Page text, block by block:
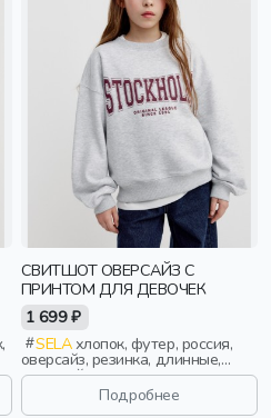
СВИТШОТ ОВЕРСАЙЗ С
ПРИНТОМ ДЛЯ ДЕВОЧЕК
1 699 ₽
SELAхлопок, футер, россия,
оверсайз, резинка, длинные,
длинный рукав, школа, манжета,
свободные, принт, вырез,
круглый вырез, девочки, дети
Подробнее